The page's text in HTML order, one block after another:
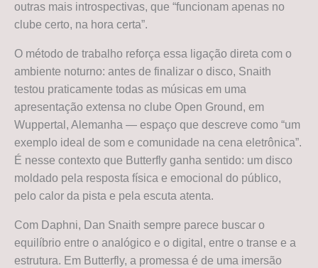
outras mais introspectivas, que “funcionam apenas no
clube certo, na hora certa”.
O método de trabalho reforça essa ligação direta com o
ambiente noturno: antes de finalizar o disco, Snaith
testou praticamente todas as músicas em uma
apresentação extensa no clube Open Ground, em
Wuppertal, Alemanha — espaço que descreve como “um
exemplo ideal de som e comunidade na cena eletrônica”.
É nesse contexto que Butterfly ganha sentido: um disco
moldado pela resposta física e emocional do público,
pelo calor da pista e pela escuta atenta.
Com Daphni, Dan Snaith sempre parece buscar o
equilíbrio entre o analógico e o digital, entre o transe e a
estrutura. Em Butterfly, a promessa é de uma imersão